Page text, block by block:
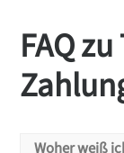
FAQ
Woher weiß